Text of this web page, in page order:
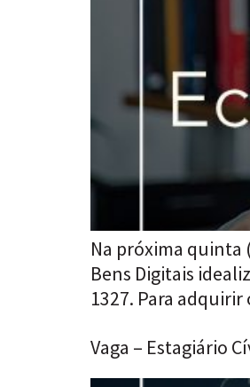
Na próxima quinta
Bens Digitais
1327. Para
Vaga – Estagiário